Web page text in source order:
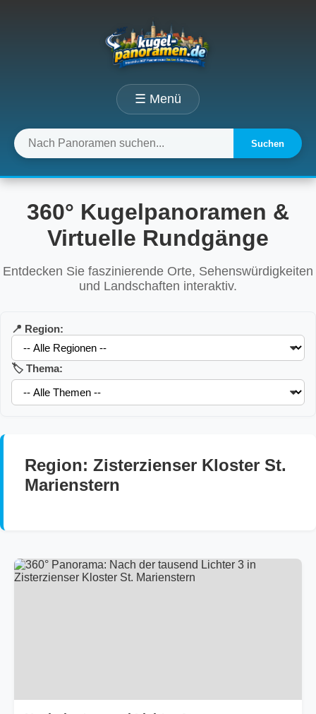
☰ Menü
Suchen
360° Kugelpanoramen &
Virtuelle Rundgänge
Entdecken Sie faszinierende Orte, Sehenswürdigkeiten
und Landschaften interaktiv.
📍 Region:
🏷️ Thema:
Region: Zisterzienser Kloster St.
Marienstern